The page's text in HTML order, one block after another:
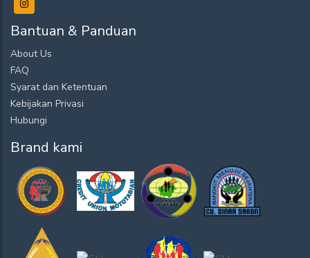
Bantuan & Panduan
About Us
FAQ
Syarat dan Ketentuan
Kebijakan Privasi
Hubungi
Brand kami